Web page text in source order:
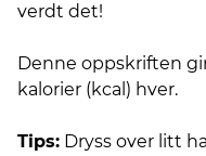
verdt det!
Denne oppskriften
kalorier (kcal) hver.
Tips: Dryss over litt